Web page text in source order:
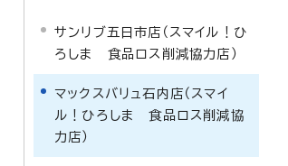
サンリブ五日市店（スマイル！ひ
ろしま 食品ロス削減協力店）
マックスバリュ石内店（スマイ
ル！ひろしま 食品ロス削減協
力店）